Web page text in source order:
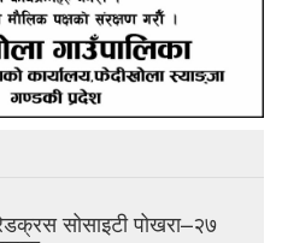
सोसाइटी पोखरा–२७